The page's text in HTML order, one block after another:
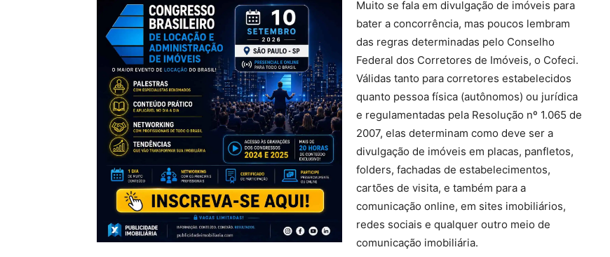
Muito se fala em divulgação de imóveis para
bater a concorrência, mas poucos lembram
das regras determinadas pelo Conselho
Federal dos Corretores de Imóveis, o Cofeci.
Válidas tanto para corretores estabelecidos
quanto pessoa física (autônomos) ou jurídica
e regulamentadas pela Resolução nº 1.065 de
2007, elas determinam como deve ser a
divulgação de imóveis em placas, panfletos,
folders, fachadas de estabelecimentos,
cartões de visita, e também para a
comunicação online, em sites imobiliários,
redes sociais e qualquer outro meio de
comunicação imobiliária.